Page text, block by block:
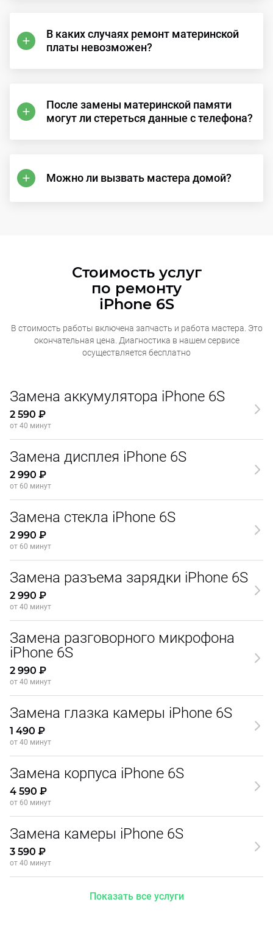
В каких случаях ремонт материнской
платы невозможен?
После замены материнской памяти
могут ли стереться данные с телефона?
Можно ли вызвать мастера домой?
Стоимость услуг
по ремонту
iPhone 6S
В стоимость работы включена запчасть и работа мастера. Это
окончательная цена. Диагностика в нашем сервисе
осуществляется бесплатно
Замена аккумулятора iPhone 6S
2 590 ₽
от 40 минут
Замена дисплея iPhone 6S
2 990 ₽
от 60 минут
Замена стекла iPhone 6S
2 990 ₽
от 60 минут
Замена разъема зарядки iPhone 6S
2 990 ₽
от 40 минут
Замена разговорного микрофона
iPhone 6S
2 990 ₽
от 40 минут
Замена глазка камеры iPhone 6S
1 490 ₽
от 40 минут
Замена корпуса iPhone 6S
4 590 ₽
от 60 минут
Замена камеры iPhone 6S
3 590 ₽
от 40 минут
Показать все услуги